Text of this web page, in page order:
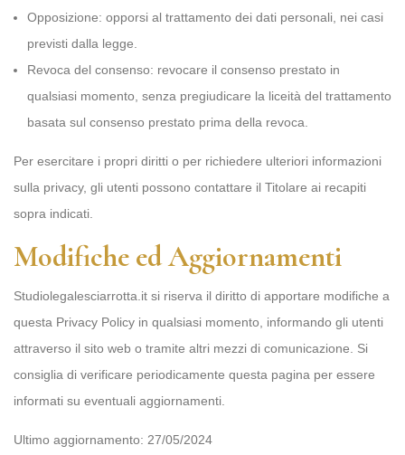
Opposizione: opporsi al trattamento dei dati personali, nei casi
previsti dalla legge.
Revoca del consenso: revocare il consenso prestato in
qualsiasi momento, senza pregiudicare la liceità del trattamento
basata sul consenso prestato prima della revoca.
Per esercitare i propri diritti o per richiedere ulteriori informazioni
sulla privacy, gli utenti possono contattare il Titolare ai recapiti
sopra indicati.
Modifiche ed Aggiornamenti
Studiolegalesciarrotta.it si riserva il diritto di apportare modifiche a
questa Privacy Policy in qualsiasi momento, informando gli utenti
attraverso il sito web o tramite altri mezzi di comunicazione. Si
consiglia di verificare periodicamente questa pagina per essere
informati su eventuali aggiornamenti.
Ultimo aggiornamento: 27/05/2024